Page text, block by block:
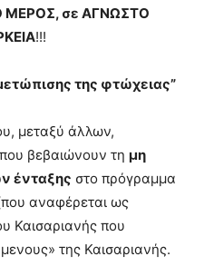
ΜΕΡΟΣ, σε ΑΓΝΩΣΤΟ
!!!
της φτώχειας”
μεταξύ άλλων,
βεβαιώνουν τη μη
ένταξης στο πρόγραμμα
αναφέρεται ως
Καισαριανής που
της Καισαριανής.